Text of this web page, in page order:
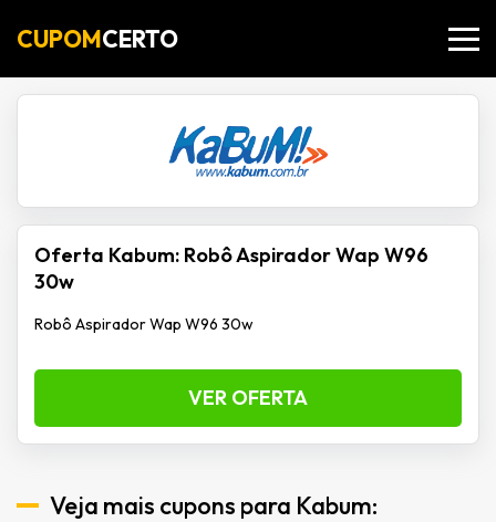
CUPOMCERTO
Oferta Kabum: Robô Aspirador Wap W96
30w
Robô Aspirador Wap W96 30w
VER OFERTA
Veja mais cupons para Kabum: